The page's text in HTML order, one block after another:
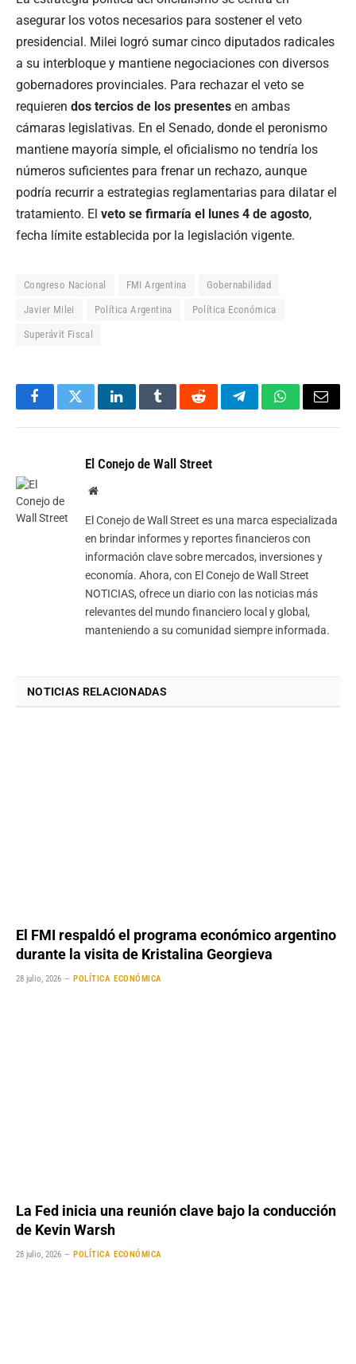
asegurar los votos necesarios para sostener el veto
presidencial. Milei logró sumar cinco diputados radicales
a su interbloque y mantiene negociaciones con diversos
gobernadores provinciales. Para rechazar el veto se
requieren dos tercios de los presentes en ambas
cámaras legislativas. En el Senado, donde el peronismo
mantiene mayoría simple, el oficialismo no tendría los
números suficientes para frenar un rechazo, aunque
podría recurrir a estrategias reglamentarias para dilatar el
tratamiento. El veto se firmaría el lunes 4 de agosto,
fecha límite establecida por la legislación vigente.
Congreso Nacional FMI Argentina Gobernabilidad
Javier Milei Política Argentina Política Económica
Superávit Fiscal
FacebookTwitterLinkedInTumblrRedditTelegramWhatsApp
Email
El Conejo de Wall Street
Website
El Conejo de Wall Street es una marca especializada
en brindar informes y reportes financieros con
información clave sobre mercados, inversiones y
economía. Ahora, con El Conejo de Wall Street
NOTICIAS, ofrece un diario con las noticias más
relevantes del mundo financiero local y global,
manteniendo a su comunidad siempre informada.
NOTICIAS RELACIONADAS
El FMI respaldó el programa económico argentino
durante la visita de Kristalina Georgieva
28 julio, 2026 POLÍTICA ECONÓMICA
La Fed inicia una reunión clave bajo la conducción
de Kevin Warsh
28 julio, 2026 POLÍTICA ECONÓMICA